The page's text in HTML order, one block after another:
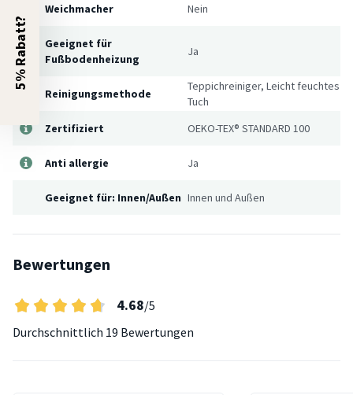
Weichmacher Nein
Geeignet für
Fußbodenheizung
Ja
Reinigungsmethode
Teppichreiniger, Leicht feuchtes
Tuch
Zertifiziert
OEKO-TEX® STANDARD 100
Anti allergie Ja
Geeignet für: Innen/Außen Innen und Außen
Bewertungen
4.68/5
Durchschnittlich 19 Bewertungen
5% Rabatt?